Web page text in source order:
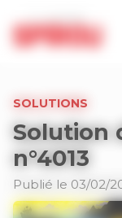
SOLUTIONS
Solution
n°4013
Publié le 03/02/